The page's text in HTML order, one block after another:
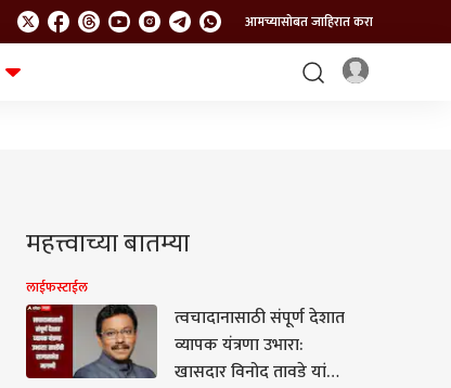
आमच्यासोबत जाहिरात करा
महत्त्वाच्या बातम्या
लाईफस्टाईल
त्वचादानासाठी संपूर्ण देशात
व्यापक यंत्रणा उभारा:
खासदार विनोद तावडे यांची